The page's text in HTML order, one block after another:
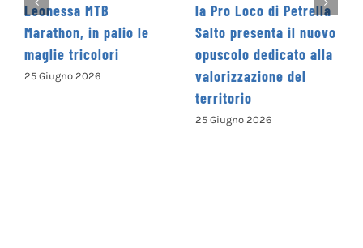
MTB
in palio le
la Pro Loco di Petrella
Salto presenta il nuovo
opuscolo dedicato alla
valorizzazione del
La
Levante
Concorso
Nazionale